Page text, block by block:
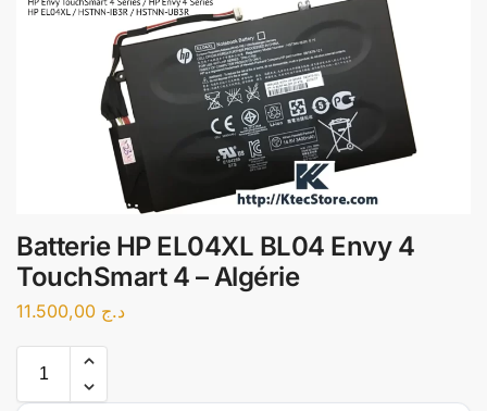
Batterie HP EL04XL BL04 Envy 4
TouchSmart 4 – Algérie
د.ج